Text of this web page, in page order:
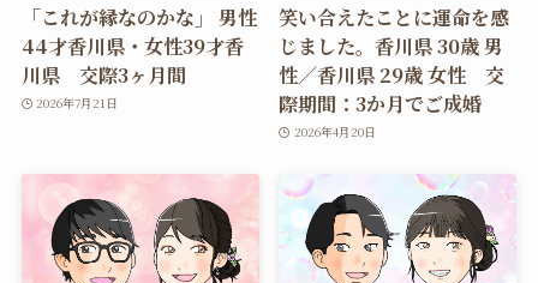
「これが縁なのかな」 男性
44才香川県・女性39才香
川県 交際3ヶ月間
2026年7月21日
笑い合えたことに運命を感
じました。香川県 30歳 男
性／香川県 29歳 女性 交
際期間：3か月でご成婚
2026年4月20日